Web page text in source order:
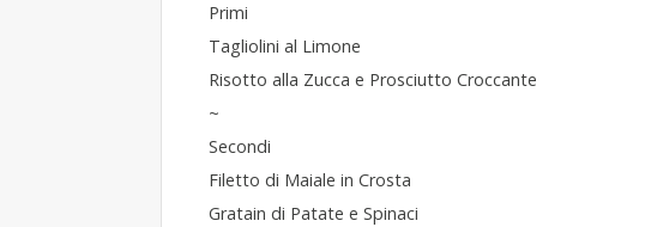
Primi
Tagliolini al Limone
Risotto alla Zucca e Prosciutto Croccante
~
Secondi
Filetto di Maiale in Crosta
Gratain di Patate e Spinaci